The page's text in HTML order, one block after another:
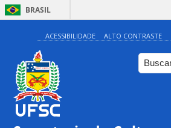
BRASIL
ACESSIBILIDADE ALTO CONTRASTE